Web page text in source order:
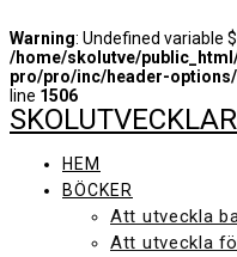
Warning: Undefined variable
/home/skolutve/
pro/pro/inc/header-
line 1506
Hoppa
till
HEM
BÖCKER
Att utveckla
Att utveckla